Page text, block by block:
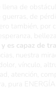
llena de
de
también, por
es capaz de
nuestra
vínculo,
atención,
pura ENERGÍA.